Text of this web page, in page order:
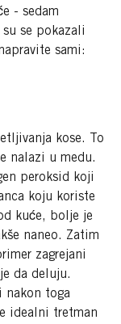
- sedam
se pokazali
sami:
kose. To
nalazi u medu.
peroksid koji
koju koriste
kuće, bolje je
naneo. Zatim
zagrejani
da deluju.
toga
idealni tretman